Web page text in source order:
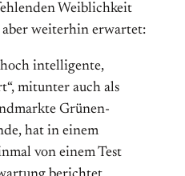
Weiblichkeit
weiterhin erwartet:
intelligente,
mitunter auch als
Grünen-
hat in einem
von einem Test